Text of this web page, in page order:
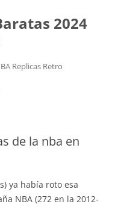
2024
Replicas Retro
de la nba en
ya había roto esa
NBA (272 en la 2012-